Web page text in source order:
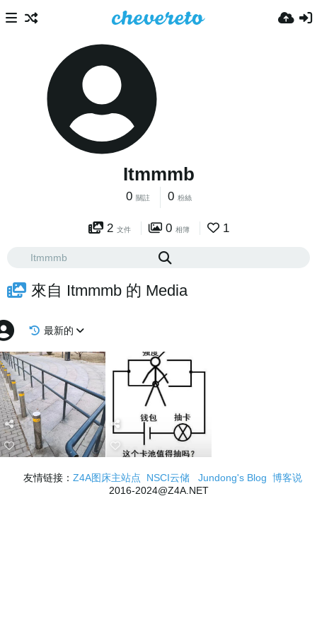
Itmmmb
0 關註 0 粉絲
2 文件 0 相簿 1
來自 Itmmmb 的 Media
最新的
友情链接： Z4A图床主站点 NSCI云储 Jundong's Blog 博客说
2016-2024@Z4A.NET